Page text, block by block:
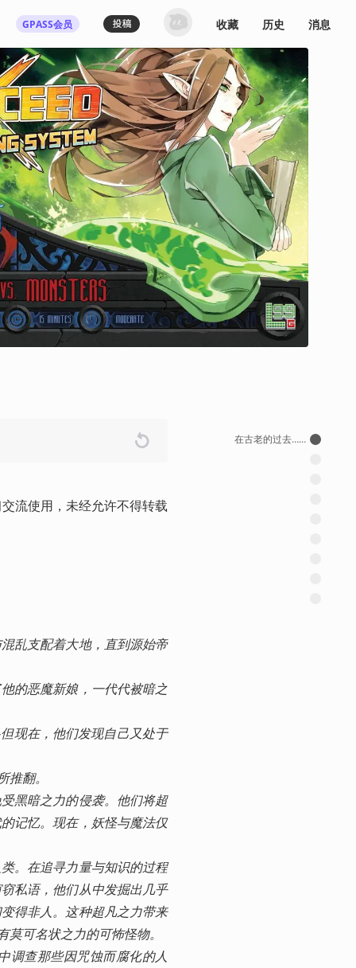
GPASS会员
登录机核你可以：
下载收藏播客节目 多端历史播放同步
发布内容动态/评论 关注喜欢的创作者
登录 / 注册
收藏 历史 消息
流使用，未经允许不得转载
乱支配着大地，直到源始帝
的恶魔新娘，一代代被暗之
现在，他们发现自己又处于
翻。
黑暗之力的侵袭。他们将超
记忆。现在，妖怪与魔法仅
。在追寻力量与知识的过程
私语，他们从中发掘出几乎
得非人。这种超凡之力带来
可名状之力的可怖怪物。
调查那些因咒蚀而腐化的人
在古老的过去……